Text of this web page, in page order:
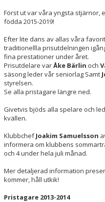
Först ut var våra yngsta stjärnor,
födda 2015-2019!
Efter lite dans av allas våra
traditionellla prisutdelningen
fina prestationer under året.
Prisutdelare varÅke Bärlin och
säsong leder vår seniorlag Samt
styrelsen.
Se alla pristagare längre ned.
Givetvis bjöds alla spelare och
kvällen.
KlubbchefJoakim Samuelsson
informera om klubbens
och 4 under hela juli månad.
Mer detaljerad information
kommer, håll utkik!
Pristagare 2013-2014